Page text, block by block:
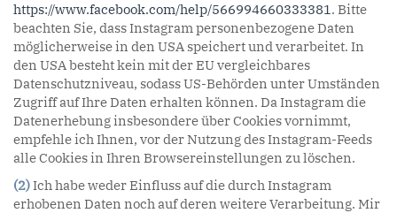
https://www.facebook.com/help/566994660333381. Bitte
beachten Sie, dass Instagram personenbezogene Daten
möglicherweise in den USA speichert und verarbeitet. In
den USA besteht kein mit der EU vergleichbares
Datenschutzniveau, sodass US-Behörden unter Umständen
Zugriff auf Ihre Daten erhalten können. Da Instagram die
Datenerhebung insbesondere über Cookies vornimmt,
empfehle ich Ihnen, vor der Nutzung des Instagram-Feeds
alle Cookies in Ihren Browsereinstellungen zu löschen.
(2)Ich habe weder Einfluss auf die durch Instagram
erhobenen Daten noch auf deren weitere Verarbeitung. Mir